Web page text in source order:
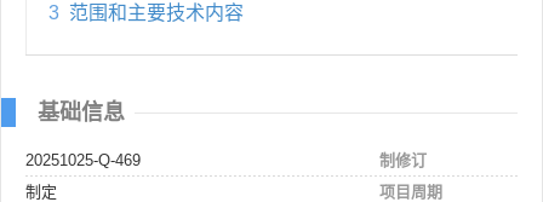
3 范围和主要技术内容
基础信息
20251025-Q-469
制修订
制定
项目周期